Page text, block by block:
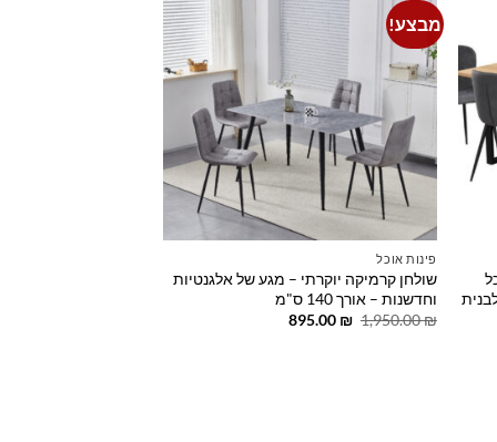
wishlist
מלבנית
מבצע!
Add to
wishlist
פינות אוכל
שולחן קרמיקה יוקרתי – מגע של אלגנטיות
וחדשנות – אורך 140 ס"מ
1,950.00₪
המחיר
895.00 ₪
המחיר